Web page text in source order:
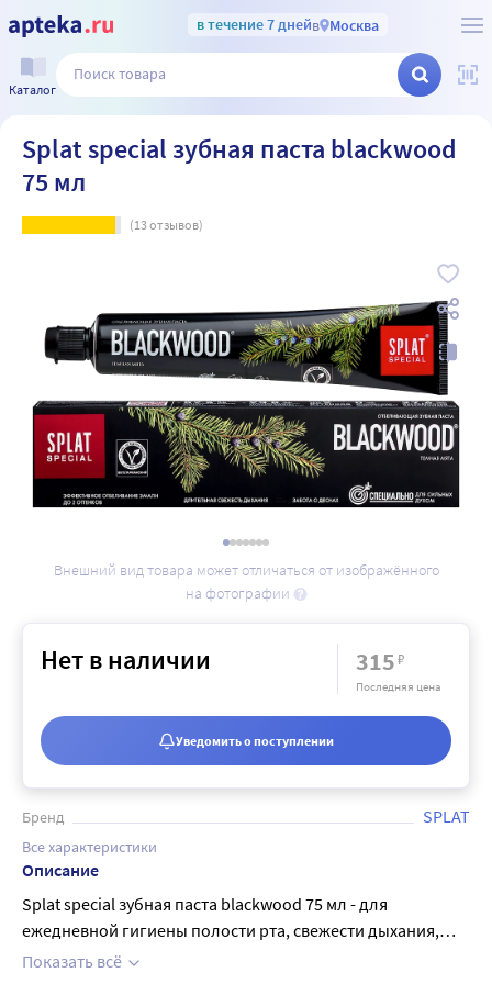
в течение 7 днейв Москва
Каталог
Splat special зубная паста blackwood
75 мл
(13отзывов)
Внешний вид товара может отличаться от изображённого
на фотографии
Бренд SPLAT
Все характеристики
Описание
Splat special зубная паста blackwood 75 мл - для
ежедневной гигиены полости рта, свежести дыхания,
эффективного осветления эмали. Зубные пасты этой
Показать всё
Нет в наличии 315₽
Последняя цена
Уведомить о поступлении